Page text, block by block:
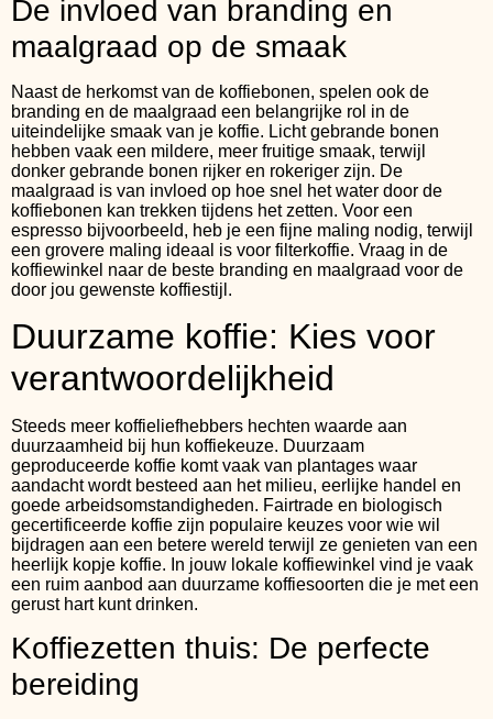
De invloed van branding en
maalgraad op de smaak
Naast de herkomst van de koffiebonen, spelen ook de
branding en de maalgraad een belangrijke rol in de
uiteindelijke smaak van je koffie. Licht gebrande bonen
hebben vaak een mildere, meer fruitige smaak, terwijl
donker gebrande bonen rijker en rokeriger zijn. De
maalgraad is van invloed op hoe snel het water door de
koffiebonen kan trekken tijdens het zetten. Voor een
espresso bijvoorbeeld, heb je een fijne maling nodig, terwijl
een grovere maling ideaal is voor filterkoffie. Vraag in de
koffiewinkel naar de beste branding en maalgraad voor de
door jou gewenste koffiestijl.
Duurzame koffie: Kies voor
verantwoordelijkheid
Steeds meer koffieliefhebbers hechten waarde aan
duurzaamheid bij hun koffiekeuze. Duurzaam
geproduceerde koffie komt vaak van plantages waar
aandacht wordt besteed aan het milieu, eerlijke handel en
goede arbeidsomstandigheden. Fairtrade en biologisch
gecertificeerde koffie zijn populaire keuzes voor wie wil
bijdragen aan een betere wereld terwijl ze genieten van een
heerlijk kopje koffie. In jouw lokale koffiewinkel vind je vaak
een ruim aanbod aan duurzame koffiesoorten die je met een
gerust hart kunt drinken.
Koffiezetten thuis: De perfecte
bereiding